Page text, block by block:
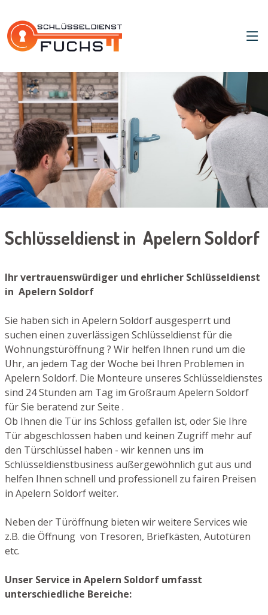
Schlüsseldienst in Apelern Soldorf
Ihr vertrauenswürdiger und ehrlicher Schlüsseldienst
in Apelern Soldorf
Sie haben sich in Apelern Soldorf ausgesperrt und
suchen einen zuverlässigen Schlüsseldienst für die
Wohnungstüröffnung ? Wir helfen Ihnen rund um die
Uhr, an jedem Tag der Woche bei Ihren Problemen in
Apelern Soldorf. Die Monteure unseres Schlüsseldienstes
sind 24 Stunden am Tag im Großraum Apelern Soldorf
für Sie beratend zur Seite .
Ob Ihnen die Tür ins Schloss gefallen ist, oder Sie Ihre
Tür abgeschlossen haben und keinen Zugriff mehr auf
den Türschlüssel haben - wir kennen uns im
Schlüsseldienstbusiness außergewöhnlich gut aus und
helfen Ihnen schnell und professionell zu fairen Preisen
in Apelern Soldorf weiter.
Neben der Türöffnung bieten wir weitere Services wie
z.B. die Öffnung von Tresoren, Briefkästen, Autotüren
etc.
Unser Service in Apelern Soldorf umfasst
unterschiedliche Bereiche: